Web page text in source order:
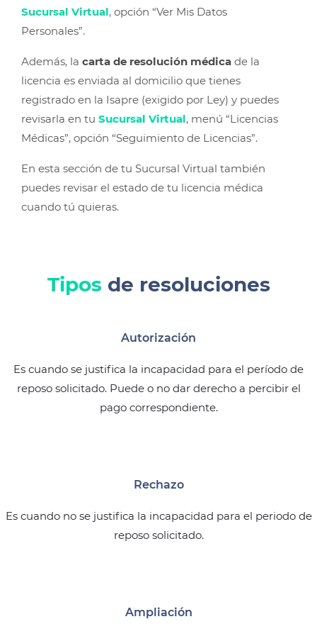
Sucursal Virtual, opción “Ver Mis Datos
Personales”.
Además, la carta de resolución médica de la
licencia es enviada al domicilio que tienes
registrado en la Isapre (exigido por Ley) y puedes
revisarla en tu Sucursal Virtual, menú “Licencias
Médicas”, opción “Seguimiento de Licencias”.
En esta sección de tu Sucursal Virtual también
puedes revisar el estado de tu licencia médica
cuando tú quieras.
Tiposde resoluciones
Autorización
Es cuando se justifica la incapacidad para el período de
reposo solicitado. Puede o no dar derecho a percibir el
pago correspondiente.
Rechazo
Es cuando no se justifica la incapacidad para el periodo de
reposo solicitado.
Ampliación